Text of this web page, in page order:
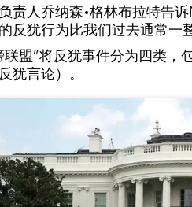
责人乔纳森•格林布拉特告
反犹行为比我们过去通常一
联盟”将反犹事件分为四类，
犹言论）。